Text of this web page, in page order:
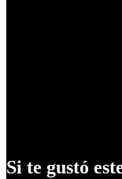
Si te gustó